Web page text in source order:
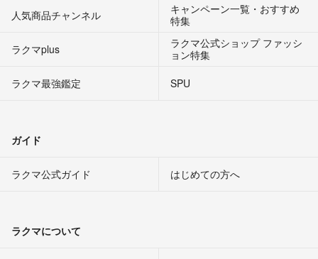
人気商品チャンネル
キャンペーン一覧・おすすめ
特集
ラクマplus
ラクマ公式ショップ ファッシ
ョン特集
ラクマ最強鑑定
SPU
ガイド
ラクマ公式ガイド はじめての方へ
ラクマについて